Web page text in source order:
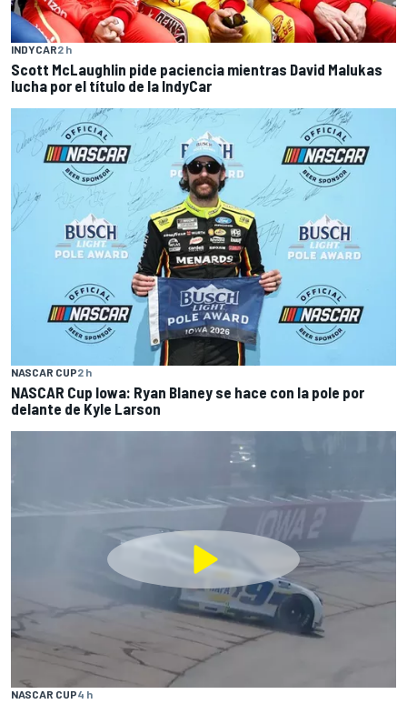
INDYCAR2 h
Scott McLaughlin pide paciencia mientras David Malukas
lucha por el título de la IndyCar
NASCAR CUP2 h
NASCAR Cup Iowa: Ryan Blaney se hace con la pole por
delante de Kyle Larson
NASCAR CUP4 h